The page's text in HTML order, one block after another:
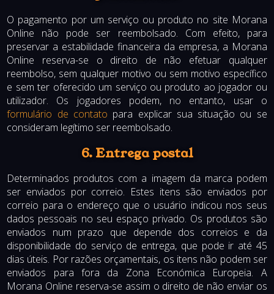
O pagamento por um serviço ou produto no site Morana
Online não pode ser reembolsado. Com efeito, para
preservar a estabilidade financeira da empresa, a Morana
Online reserva-se o direito de não efetuar qualquer
reembolso, sem qualquer motivo ou sem motivo específico
e sem ter oferecido um serviço ou produto ao jogador ou
utilizador. Os jogadores podem, no entanto, usar o
formulário de contato para explicar sua situação ou se
consideram legítimo ser reembolsado.
6. Entrega postal
Determinados produtos com a imagem da marca podem
ser enviados por correio. Estes itens são enviados por
correio para o endereço que o usuário indicou nos seus
dados pessoais no seu espaço privado. Os produtos são
enviados num prazo que depende dos correios e da
disponibilidade do serviço de entrega, que pode ir até 45
dias úteis. Por razões orçamentais, os itens não podem ser
enviados para fora da Zona Económica Europeia. A
Morana Online reserva-se assim o direito de não enviar os